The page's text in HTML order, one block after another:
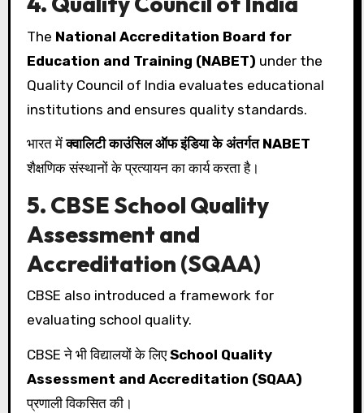
The National Accreditation Board for
Education and Training (NABET) under the
Quality Council of India evaluates educational
institutions and ensures quality standards.
भारत मेंक्वालिटी काउंसिल ऑफ इंडिया के अंतर्गत NABET
शैक्षणिक संस्थानों के प्रत्यायन का कार्य करता है।
5. CBSE School Quality
Assessment and
Accreditation (SQAA)
CBSE also introduced a framework for
evaluating school quality.
CBSE ने भी विद्यालयों के लिएSchool Quality
Assessment and Accreditation (SQAA)
प्रणाली विकसित की।